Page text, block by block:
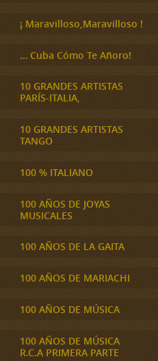
¡ Maravilloso,Maravilloso !
… Cuba Cómo Te Añoro!
10 GRANDES ARTISTAS
PARÍS-ITALIA,
10 GRANDES ARTISTAS
TANGO
100 % ITALIANO
100 AÑOS DE JOYAS
MUSICALES
100 AÑOS DE LA GAITA
100 AÑOS DE MARIACHI
100 AÑOS DE MÚSICA
100 AÑOS DE MÚSICA
R.C.A PRIMERA PARTE